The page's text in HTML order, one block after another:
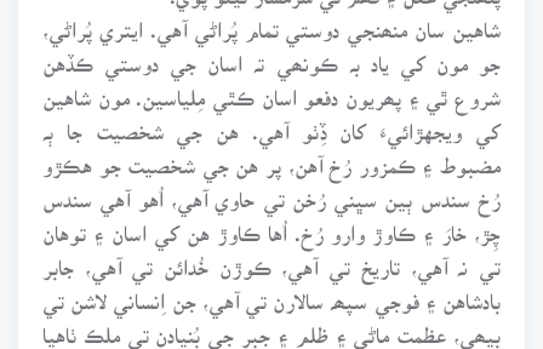
شاهين سان منھنجي دوستي تمام پُراڻي آهي. ايتري پُراڻي،
جو مون کي ياد بہ ڪونھي تہ اسان جي دوستي ڪڏهن
شروع ٿي ۽ پھريون دفعو اسان ڪٿي مِلياسين. مون شاهين
کي ويجهڙائيءَ کان ڏِٺو آهي. هن جي شخصيت جا ٻہ
مضبوط ۽ ڪمزور رُخ آهن، پر هن جي شخصيت جو هڪڙو
رُخ سندس ٻين سڀني رُخن تي حاوي آهي، اُهو آهي سندس
چِڙ، خارَ ۽ ڪاوڙ وارو رُخ. اُها ڪاوڙ هن کي اسان ۽ توهان
تي نہ آهي، تاريخ تي آهي، ڪوڙن خُدائن تي آهي، جابر
بادشاهن ۽ فوجي سپھہ سالارن تي آهي، جن اِنساني لاشن تي
بِيھي، عظمت ماڻي ۽ ظلم ۽ جبر جي بُنيادن تي ملڪ ٺاهيا